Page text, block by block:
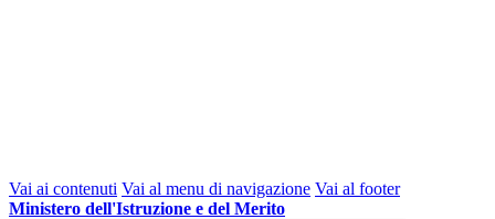
Vai ai contenuti Vai al menu di navigazione Vai al footer
Ministero dell'Istruzione e del Merito